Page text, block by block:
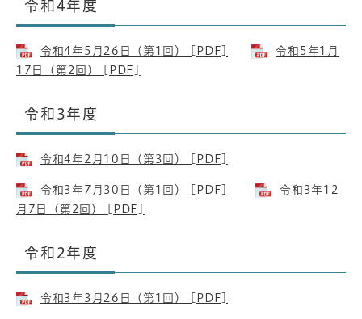
令和4年度
令和4年5月26日（第1回） [PDF]
令和5年1月
17日（第2回） [PDF]
令和3年度
令和4年2月10日（第3回） [PDF]
令和3年7月30日（第1回） [PDF] ​
令和3年12
月7日（第2回） [PDF]
令和2年度
令和3年3月26日（第1回） [PDF]